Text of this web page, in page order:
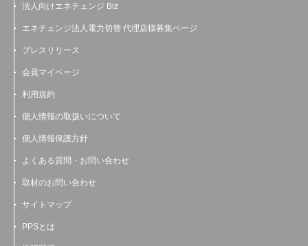
法人向けエネチェンジ Biz
エネチェンジ法人電力切替 代理店様募集ページ
プレスリリース
会員マイページ
利用規約
個人情報の取扱いについて
個人情報保護方針
よくある質問・お問い合わせ
取材のお問い合わせ
サイトマップ
PPSとは